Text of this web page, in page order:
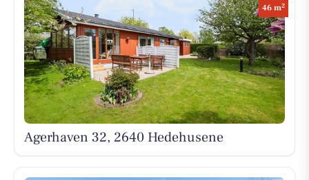
46 m2
Agerhaven 32, 2640 Hedehusene